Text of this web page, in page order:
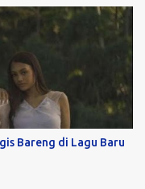
Nah, kabar
Oasis di beberapa
Gak cuma sekadar
negeri bareng paket
udah siap: · Tokyo
tiket konser
dan tiket pesawat
Juta Dapet tiket
Bareng di Lagu Baru